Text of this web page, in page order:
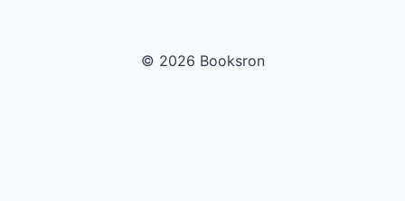
© 2026 Booksron